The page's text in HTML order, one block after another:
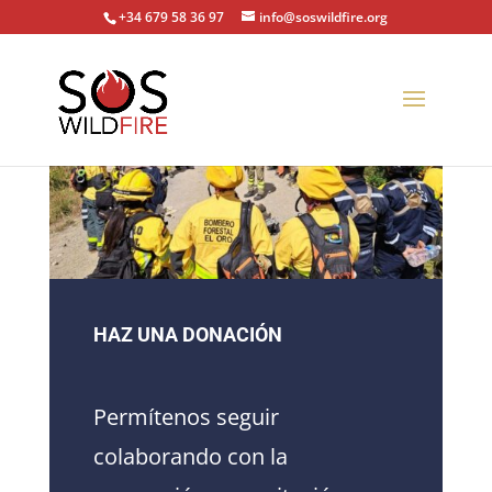
+34 679 58 36 97 info@soswildfire.org
HAZ UNA DONACIÓN
Permítenos seguir
colaborando con la